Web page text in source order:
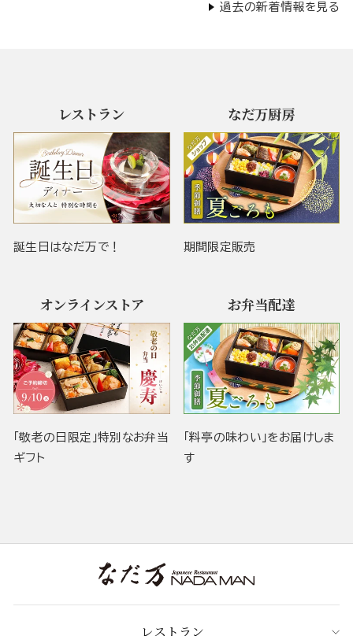
過去の新着情報を見る
レストラン
誕生日はなだ万で！
なだ万厨房
期間限定販売
オンラインストア
「敬老の日限定」特別なお弁当
ギフト
お弁当配達
「料亭の味わい」をお届けしま
す
レストラン